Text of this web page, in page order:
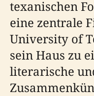
texanischen
eine zentrale
University of
sein Haus zu
literarische